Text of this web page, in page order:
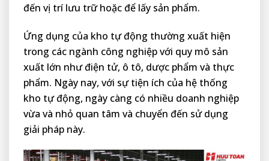
đến vị trí lưu trữ hoặc để lấy sản phẩm.
Ứng dụng của kho tự động thường xuất hiện
trong các ngành công nghiệp với quy mô sản
xuất lớn như điện tử, ô tô, dược phẩm và thực
phẩm. Ngày nay, với sự tiện ích của hệ thống
kho tự động, ngày càng có nhiều doanh nghiệp
vừa và nhỏ quan tâm và chuyển đến sử dụng
giải pháp này.